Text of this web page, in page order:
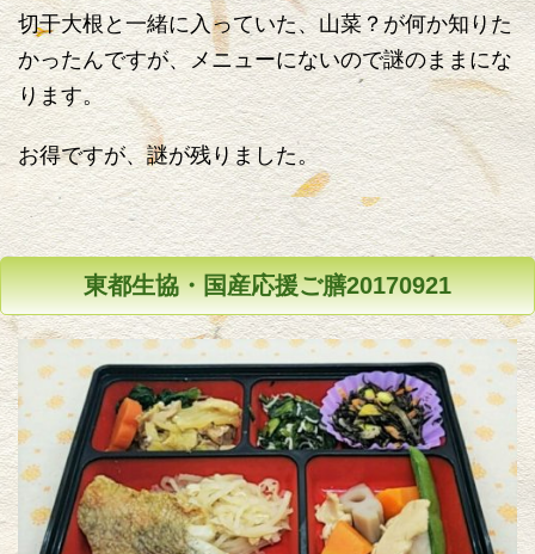
切干大根と一緒に入っていた、山菜？が何か知りた
かったんですが、メニューにないので謎のままにな
ります。
お得ですが、謎が残りました。
東都生協・国産応援ご膳20170921